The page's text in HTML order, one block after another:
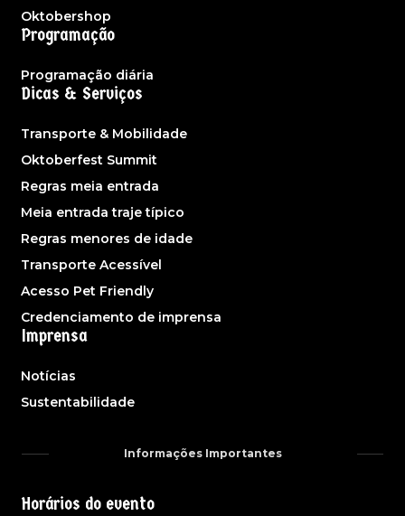
Oktobershop
Programação
Programação diária
Dicas & Serviços
Transporte & Mobilidade
Oktoberfest Summit
Regras meia entrada
Meia entrada traje típico
Regras menores de idade
Transporte Acessível
Acesso Pet Friendly
Credenciamento de imprensa
Imprensa
Notícias
Sustentabilidade
Informações Importantes
Horários do evento